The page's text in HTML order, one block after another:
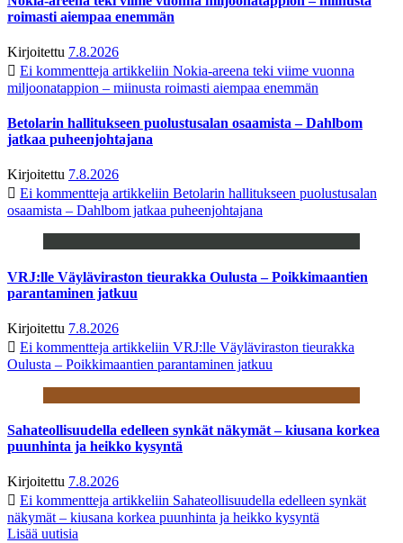
roimasti aiempaa enemmän
Kirjoitettu 7.8.2026
Ei kommentteja artikkeliin Nokia-areena teki viime vuonna
miljoonatappion – miinusta roimasti aiempaa enemmän
Betolarin hallitukseen puolustusalan osaamista – Dahlbom
jatkaa puheenjohtajana
Kirjoitettu 7.8.2026
Ei kommentteja artikkeliin Betolarin hallitukseen puolustusalan
osaamista – Dahlbom jatkaa puheenjohtajana
VRJ:lle Väyläviraston tieurakka Oulusta – Poikkimaantien
parantaminen jatkuu
Kirjoitettu 7.8.2026
Ei kommentteja artikkeliin VRJ:lle Väyläviraston tieurakka
Oulusta – Poikkimaantien parantaminen jatkuu
Sahateollisuudella edelleen synkät näkymät – kiusana korkea
puunhinta ja heikko kysyntä
Kirjoitettu 7.8.2026
Ei kommentteja artikkeliin Sahateollisuudella edelleen synkät
näkymät – kiusana korkea puunhinta ja heikko kysyntä
Lisää uutisia